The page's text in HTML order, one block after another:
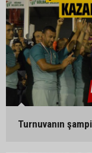
Turnuvanın